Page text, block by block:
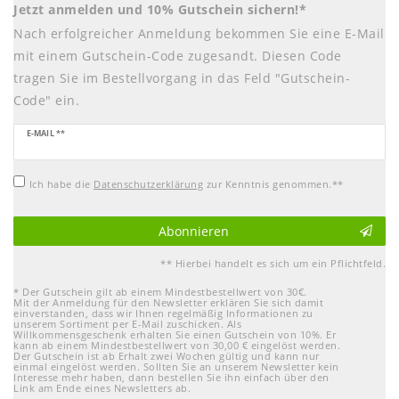
Jetzt anmelden und 10% Gutschein sichern!*
Nach erfolgreicher Anmeldung bekommen Sie eine E-Mail
mit einem Gutschein-Code zugesandt. Diesen Code
tragen Sie im Bestellvorgang in das Feld "Gutschein-
Code" ein.
E-MAIL **
Newsletter
Honig
Ich habe die Daten­schutz­erklärung zur Kenntnis genommen.**
Abonnieren
** Hierbei handelt es sich um ein Pflichtfeld.
* Der Gutschein gilt ab einem Mindestbestellwert von 30€.
Mit der Anmeldung für den Newsletter erklären Sie sich damit
einverstanden, dass wir Ihnen regelmäßig Informationen zu
unserem Sortiment per E-Mail zuschicken. Als
Willkommensgeschenk erhalten Sie einen Gutschein von 10%. Er
kann ab einem Mindestbestellwert von 30,00 € eingelöst werden.
Der Gutschein ist ab Erhalt zwei Wochen gültig und kann nur
einmal eingelöst werden. Sollten Sie an unserem Newsletter kein
Interesse mehr haben, dann bestellen Sie ihn einfach über den
Link am Ende eines Newsletters ab.